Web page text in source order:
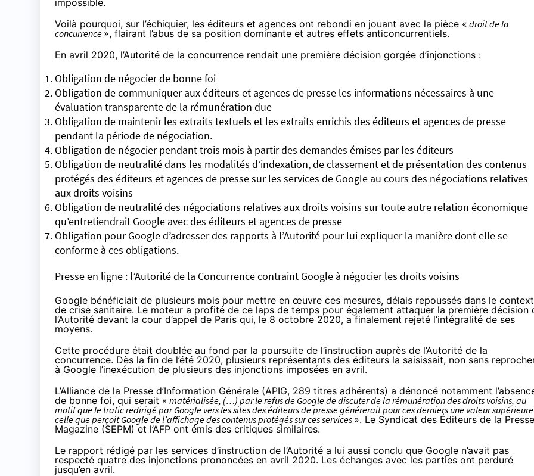
impossible.
Voilà pourquoi, sur l’échiquier, les éditeurs et agences ont rebondi en jouant avec la pièce « droit de la
concurrence », flairant l’abus de sa position dominante et autres effets anticoncurrentiels.
En avril 2020, l’Autorité de la concurrence rendait une première décision gorgée d’injonctions :
Obligation de négocier de bonne foi
Obligation de communiquer aux éditeurs et agences de presse les informations nécessaires à une
évaluation transparente de la rémunération due
Obligation de maintenir les extraits textuels et les extraits enrichis des éditeurs et agences de presse
pendant la période de négociation.
Obligation de négocier pendant trois mois à partir des demandes émises par les éditeurs
Obligation de neutralité dans les modalités d’indexation, de classement et de présentation des contenus
protégés des éditeurs et agences de presse sur les services de Google au cours des négociations relatives
aux droits voisins
Obligation de neutralité des négociations relatives aux droits voisins sur toute autre relation économique
qu’entretiendrait Google avec des éditeurs et agences de presse
Obligation pour Google d’adresser des rapports à l’Autorité pour lui expliquer la manière dont elle se
conforme à ces obligations.
Presse en ligne : l’Autorité de la Concurrence contraint Google à négocier les droits voisins
Google bénéficiait de plusieurs mois pour mettre en œuvre ces mesures, délais repoussés dans le
de crise sanitaire. Le moteur a profité de ce laps de temps pour également attaquer la première décision
l’Autorité devant la cour d’appel de Paris qui, le 8 octobre 2020, a finalement rejeté l’intégralité de ses
moyens.
Cette procédure était doublée au fond par la poursuite de l’instruction auprès de l’Autorité de la
concurrence. Dès la fin de l’été 2020, plusieurs représentants des éditeurs la saisissait, non sans
à Google l’inexécution de plusieurs des injonctions imposées en avril.
L’Alliance de la Presse d’Information Générale (APIG, 289 titres adhérents) a dénoncé notamment
de bonne foi, qui serait « matérialisée, (…) par le refus de Google de discuter de la rémunération des droits voisins, au
motif que le trafic redirigé par Google vers les sites des éditeurs de presse générerait pour ces derniers une valeur
celle que perçoit Google de l’affichage des contenus protégés sur ces services ». Le Syndicat des Éditeurs de la Presse
Magazine (SEPM) et l’AFP ont émis des critiques similaires.
Le rapport rédigé par les services d’instruction de l’Autorité a lui aussi conclu que Google n’avait pas
respecté quatre des injonctions prononcées en avril 2020. Les échanges avec les parties ont perduré
jusqu’en avril.